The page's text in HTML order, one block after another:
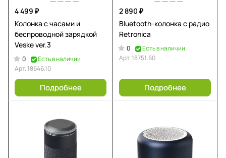
4 499 ₽
Колонка с часами и
беспроводной зарядкой
Veske ver.3
0
Есть в наличии
Арт. 18646.10
Подробнее
2 890 ₽
Bluetooth-колонка с радио
Retronica
0
Есть в наличии
Арт. 18751.60
Подробнее